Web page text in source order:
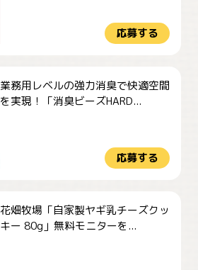
応募する
業務用レベルの強力消臭で快適空間
を実現！「消臭ビーズHARD...
応募する
花畑牧場「自家製ヤギ乳チーズクッ
キー 80g」無料モニターを...